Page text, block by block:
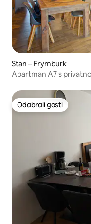
Stan – Frymburk
Apartman A7 s
Odabrali gosti
Odabrali gosti